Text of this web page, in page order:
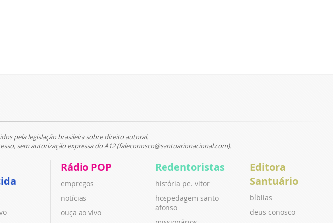
pela legislação brasileira sobre direito autoral.
sem autorização expressa do A12 (faleconosco@santuarionacional.com).
Rádio POP
empregos
notícias
ouça ao vivo
Redentoristas
história pe. vitor
hospedagem santo
afonso
Editora
Santuário
bíblias
deus conosco